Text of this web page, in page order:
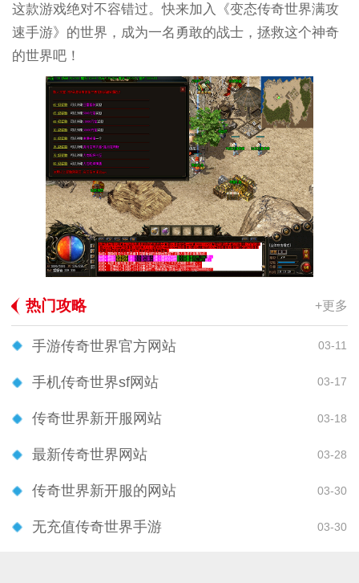
这款游戏绝对不容错过。快来加入《变态传奇世界满攻
速手游》的世界，成为一名勇敢的战士，拯救这个神奇
的世界吧！
热门攻略 +更多
手游传奇世界官方网站 03-11
手机传奇世界sf网站 03-17
传奇世界新开服网站 03-18
最新传奇世界网站 03-28
传奇世界新开服的网站 03-30
无充值传奇世界手游 03-30